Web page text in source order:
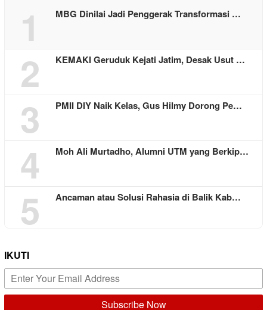
1 MBG Dinilai Jadi Penggerak Transformasi …
2 KEMAKI Geruduk Kejati Jatim, Desak Usut …
3 PMII DIY Naik Kelas, Gus Hilmy Dorong Pe…
4 Moh Ali Murtadho, Alumni UTM yang Berkip…
5 Ancaman atau Solusi Rahasia di Balik Kab…
IKUTI